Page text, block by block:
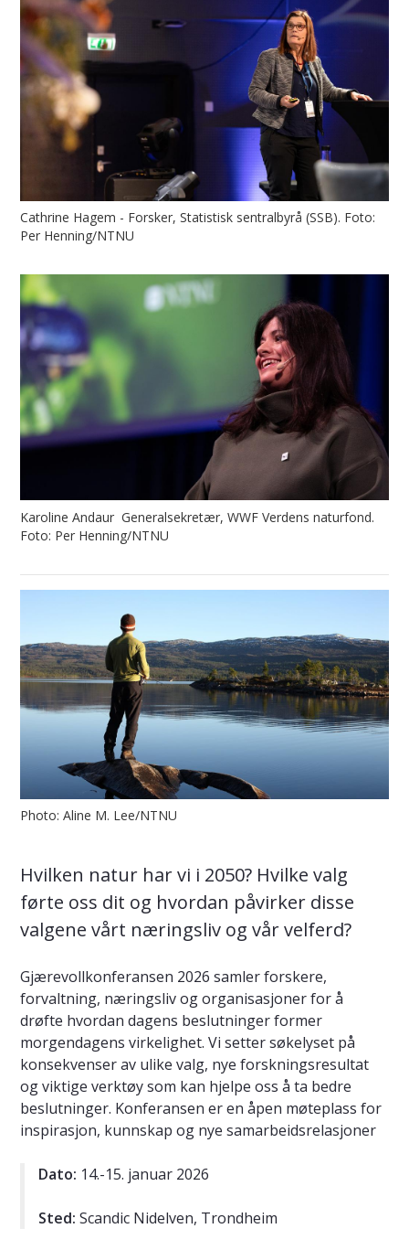
Cathrine Hagem - Forsker, Statistisk sentralbyrå (SSB). Foto:
Per Henning/NTNU
Karoline Andaur Generalsekretær, WWF Verdens naturfond.
Foto: Per Henning/NTNU
Photo: Aline M. Lee/NTNU
Hvilken natur har vi i 2050? Hvilke valg
førte oss dit og hvordan påvirker disse
valgene vårt næringsliv og vår velferd?
Gjærevollkonferansen 2026 samler forskere,
forvaltning, næringsliv og organisasjoner for å
drøfte hvordan dagens beslutninger former
morgendagens virkelighet. Vi setter søkelyset på
konsekvenser av ulike valg, nye forskningsresultat
og viktige verktøy som kan hjelpe oss å ta bedre
beslutninger. Konferansen er en åpen møteplass for
inspirasjon, kunnskap og nye samarbeidsrelasjoner
Dato: 14.-15. januar 2026
Sted: Scandic Nidelven, Trondheim